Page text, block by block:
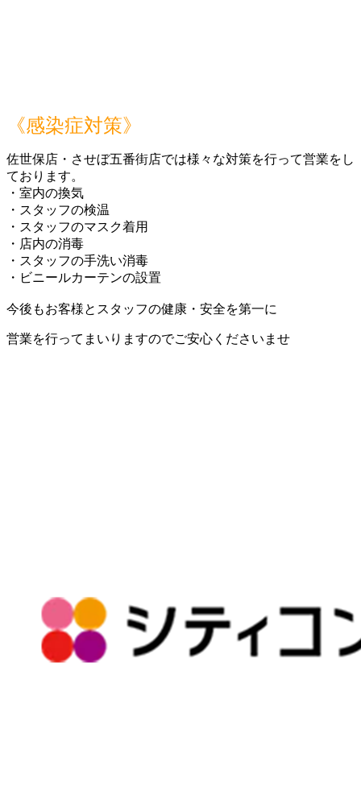
《感染症対策》
佐世保店・させぼ五番街店では様々な対策を行って営業をし
ております。
・室内の換気
・スタッフの検温
・スタッフのマスク着用
・店内の消毒
・スタッフの手洗い消毒
・ビニールカーテンの設置
今後もお客様とスタッフの健康・安全を第一に
営業を行ってまいりますのでご安心くださいませ